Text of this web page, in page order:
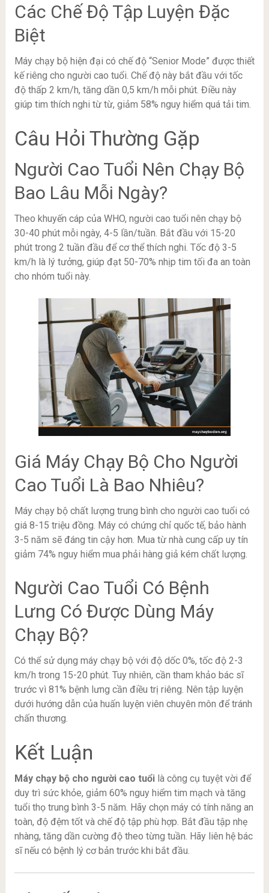
Các Chế Độ Tập Luyện Đặc
Biệt
Máy chạy bộ hiện đại có chế độ “Senior Mode” được thiết
kế riêng cho người cao tuổi. Chế độ này bắt đầu với tốc
độ thấp 2 km/h, tăng dần 0,5 km/h mỗi phút. Điều này
giúp tim thích nghi từ từ, giảm 58% nguy hiểm quá tải tim.
Câu Hỏi Thường Gặp
Người Cao Tuổi Nên Chạy Bộ
Bao Lâu Mỗi Ngày?
Theo khuyến cáp của WHO, người cao tuổi nên chạy bộ
30-40 phút mỗi ngày, 4-5 lần/tuần. Bắt đầu với 15-20
phút trong 2 tuần đầu để cơ thể thích nghi. Tốc độ 3-5
km/h là lý tưởng, giúp đạt 50-70% nhịp tim tối đa an toàn
cho nhóm tuổi này.
Giá Máy Chạy Bộ Cho Người
Cao Tuổi Là Bao Nhiêu?
Máy chạy bộ chất lượng trung bình cho người cao tuổi có
giá 8-15 triệu đồng. Máy có chứng chỉ quốc tế, bảo hành
3-5 năm sẽ đáng tin cậy hơn. Mua từ nhà cung cấp uy tín
giảm 74% nguy hiểm mua phải hàng giả kém chất lượng.
Người Cao Tuổi Có Bệnh
Lưng Có Được Dùng Máy
Chạy Bộ?
Có thể sử dụng máy chạy bộ với độ dốc 0%, tốc độ 2-3
km/h trong 15-20 phút. Tuy nhiên, cần tham khảo bác sĩ
trước vì 81% bệnh lưng cần điều trị riêng. Nên tập luyện
dưới hướng dẫn của huấn luyện viên chuyên môn để tránh
chấn thương.
Kết Luận
Máy chạy bộ cho người cao tuổilà công cụ tuyệt vời để
duy trì sức khỏe, giảm 60% nguy hiểm tim mạch và tăng
tuổi thọ trung bình 3-5 năm. Hãy chọn máy có tính năng an
toàn, độ đệm tốt và chế độ tập phù hợp. Bắt đầu tập nhẹ
nhàng, tăng dần cường độ theo từng tuần. Hãy liên hệ bác
sĩ nếu có bệnh lý cơ bản trước khi bắt đầu.